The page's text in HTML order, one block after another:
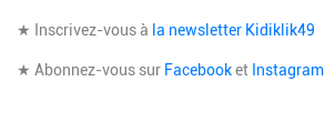
★ Inscrivez-vous à la newsletter Kidiklik49
★ Abonnez-vous sur Facebooket Instagram